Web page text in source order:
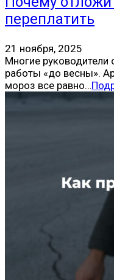
переплатить
21 ноября, 2025
Многие
работы «до весны».
мороз все равно…